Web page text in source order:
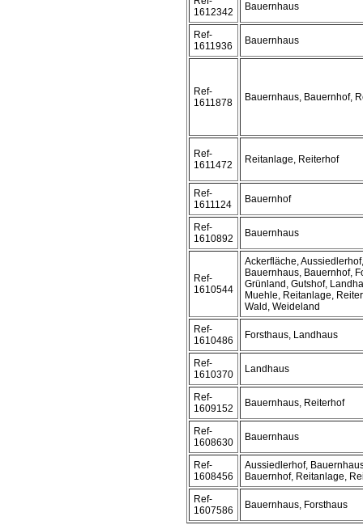
1612342
Bauernhaus
Ref-
1611936
Bauernhaus
Ref-
1611878
Bauernhaus, Bauernhof,
Ref-
1611472
Reitanlage, Reiterhof
Ref-
1611124
Bauernhof
Ref-
1610892
Bauernhaus
Ref-
1610544
Ackerfläche, Aussiedlerhof,
Bauernhaus, Bauernhof,
Grünland, Gutshof,
Muehle, Reitanlage,
Wald, Weideland
Ref-
1610486
Forsthaus, Landhaus
Ref-
1610370
Landhaus
Ref-
1609152
Bauernhaus, Reiterhof
Ref-
1608630
Bauernhaus
Ref-
1608456
Aussiedlerhof,
Bauernhof, Reitanlage,
Ref-
1607586
Bauernhaus, Forsthaus